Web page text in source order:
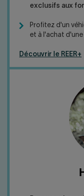
exclusifs aux
Profitez d'un
et à l'achat d'une
Découvrir le REER+